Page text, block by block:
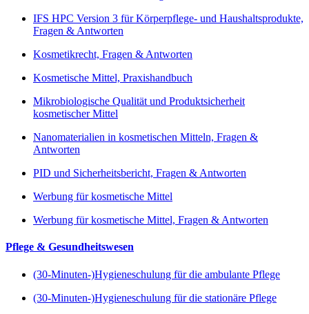
IFS HPC Version 3 für Körperpflege- und Haushaltsprodukte,
Fragen & Antworten
Kosmetikrecht, Fragen & Antworten
Kosmetische Mittel, Praxishandbuch
Mikrobiologische Qualität und Produktsicherheit
kosmetischer Mittel
Nanomaterialien in kosmetischen Mitteln, Fragen &
Antworten
PID und Sicherheitsbericht, Fragen & Antworten
Werbung für kosmetische Mittel
Werbung für kosmetische Mittel, Fragen & Antworten
Pflege & Gesundheitswesen
(30-Minuten-)Hygieneschulung für die ambulante Pflege
(30-Minuten-)Hygieneschulung für die stationäre Pflege